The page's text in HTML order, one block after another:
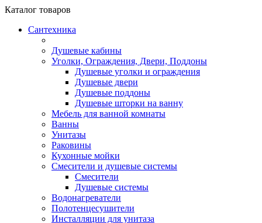
Каталог товаров
Сантехника
Душевые кабины
Уголки, Ограждения, Двери, Поддоны
Душевые уголки и ограждения
Душевые двери
Душевые поддоны
Душевые шторки на ванну
Мебель для ванной комнаты
Ванны
Унитазы
Раковины
Кухонные мойки
Смесители и душевые системы
Смесители
Душевые системы
Водонагреватели
Полотенцесушители
Инсталляции для унитаза